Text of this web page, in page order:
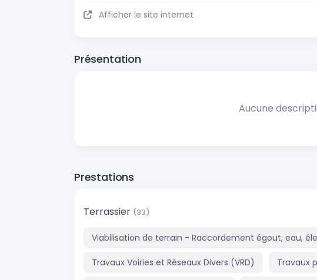
Afficher le site internet
Présentation
Aucune
Prestations
Terrassier (33)
Viabilisation de terrain - Raccordement égout, eau,
Travaux Voiries et Réseaux Divers (VRD) Travaux